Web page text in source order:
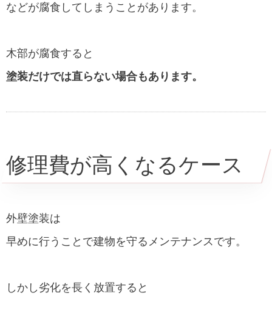
などが腐食してしまうことがあります。
木部が腐食すると
塗装だけでは直らない場合もあります。
修理費が高くなるケース
外壁塗装は
早めに行うことで建物を守るメンテナンスです。
しかし劣化を長く放置すると